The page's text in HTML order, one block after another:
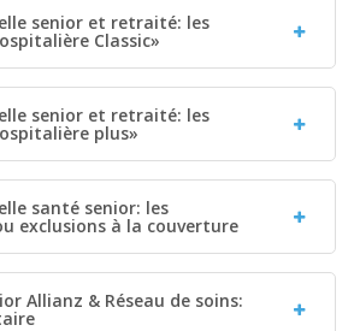
senior et retraité: les
Classic»
senior et retraité: les
plus»
santé senior: les
exclusions à la couverture
Allianz & Réseau de soins: